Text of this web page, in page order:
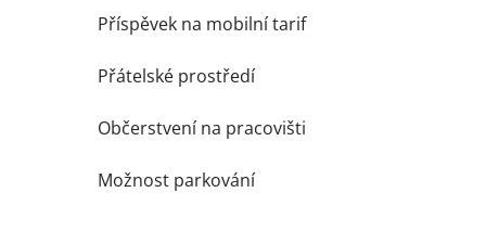
Příspěvek na mobilní tarif
Přátelské prostředí
Občerstvení na pracovišti
Možnost parkování